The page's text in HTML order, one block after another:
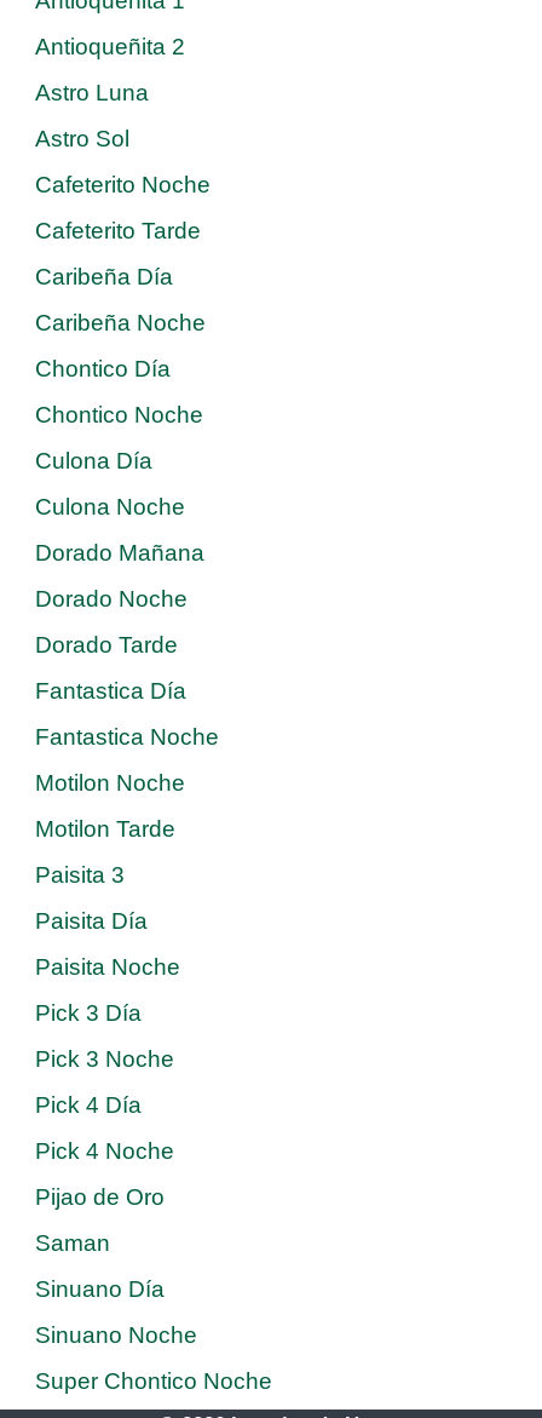
Antioqueñita 2
Astro Luna
Astro Sol
Cafeterito Noche
Cafeterito Tarde
Caribeña Día
Caribeña Noche
Chontico Día
Chontico Noche
Culona Día
Culona Noche
Dorado Mañana
Dorado Noche
Dorado Tarde
Fantastica Día
Fantastica Noche
Motilon Noche
Motilon Tarde
Paisita 3
Paisita Día
Paisita Noche
Pick 3 Día
Pick 3 Noche
Pick 4 Día
Pick 4 Noche
Pijao de Oro
Saman
Sinuano Día
Sinuano Noche
Super Chontico Noche